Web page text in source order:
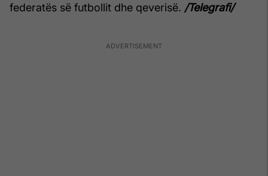
federatës së futbollit dhe qeverisë. /Telegrafi/